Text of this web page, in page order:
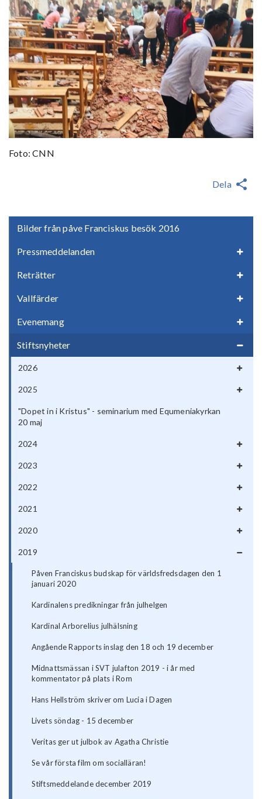
Bilder från påve Franciskus besök 2016
Pressmeddelanden
Reträtter
Vallfärder
Evenemang
Stiftsnyheter
2026
2025
"Dopet in i Kristus" - seminarium med Equmeniakyrkan
20 maj
2024
2023
2022
2021
2020
2019
Påven Franciskus budskap för världsfredsdagen den 1
januari 2020
Kardinalens predikningar från julhelgen
Kardinal Arborelius julhälsning
Angående Rapports inslag den 18 och 19 december
Midnattsmässan i SVT julafton 2019 - i år med
kommentator på plats i Rom
Hans Hellström skriver om Lucia i Dagen
Livets söndag - 15 december
Veritas ger ut julbok av Agatha Christie
Se vår första film om socialläran!
Stiftsmeddelande december 2019
Foto: CNN
Dela